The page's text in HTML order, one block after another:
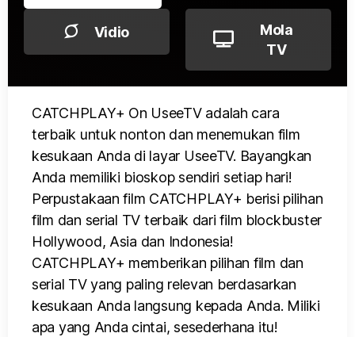
Vidio
Mola
TV
CATCHPLAY+ On UseeTV adalah cara
terbaik untuk nonton dan menemukan film
kesukaan Anda di layar UseeTV. Bayangkan
Anda memiliki bioskop sendiri setiap hari!
Perpustakaan film CATCHPLAY+ berisi pilihan
film dan serial TV terbaik dari film blockbuster
Hollywood, Asia dan Indonesia!
CATCHPLAY+ memberikan pilihan film dan
serial TV yang paling relevan berdasarkan
kesukaan Anda langsung kepada Anda. Miliki
apa yang Anda cintai, sesederhana itu!